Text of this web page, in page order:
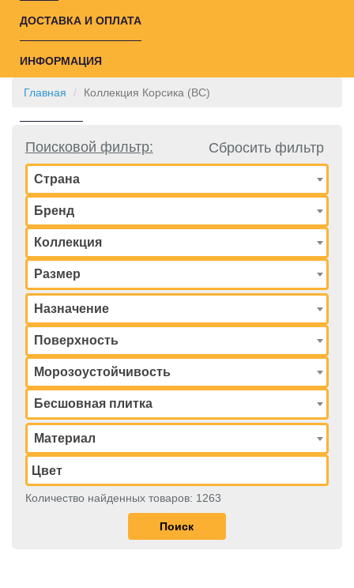
ДОСТАВКА И ОПЛАТА
ИНФОРМАЦИЯ
Главная Коллекция Корсика (BC)
Поисковой фильтр: Сбросить фильтр
Страна
Бренд
Коллекция
Размер
Назначение
Поверхность
Морозоустойчивость
Бесшовная плитка
Материал
Количество найденных товаров: 1263